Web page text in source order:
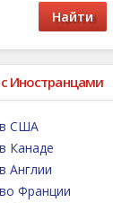
Иностранцами
в США
Канаде
Англии
Франции